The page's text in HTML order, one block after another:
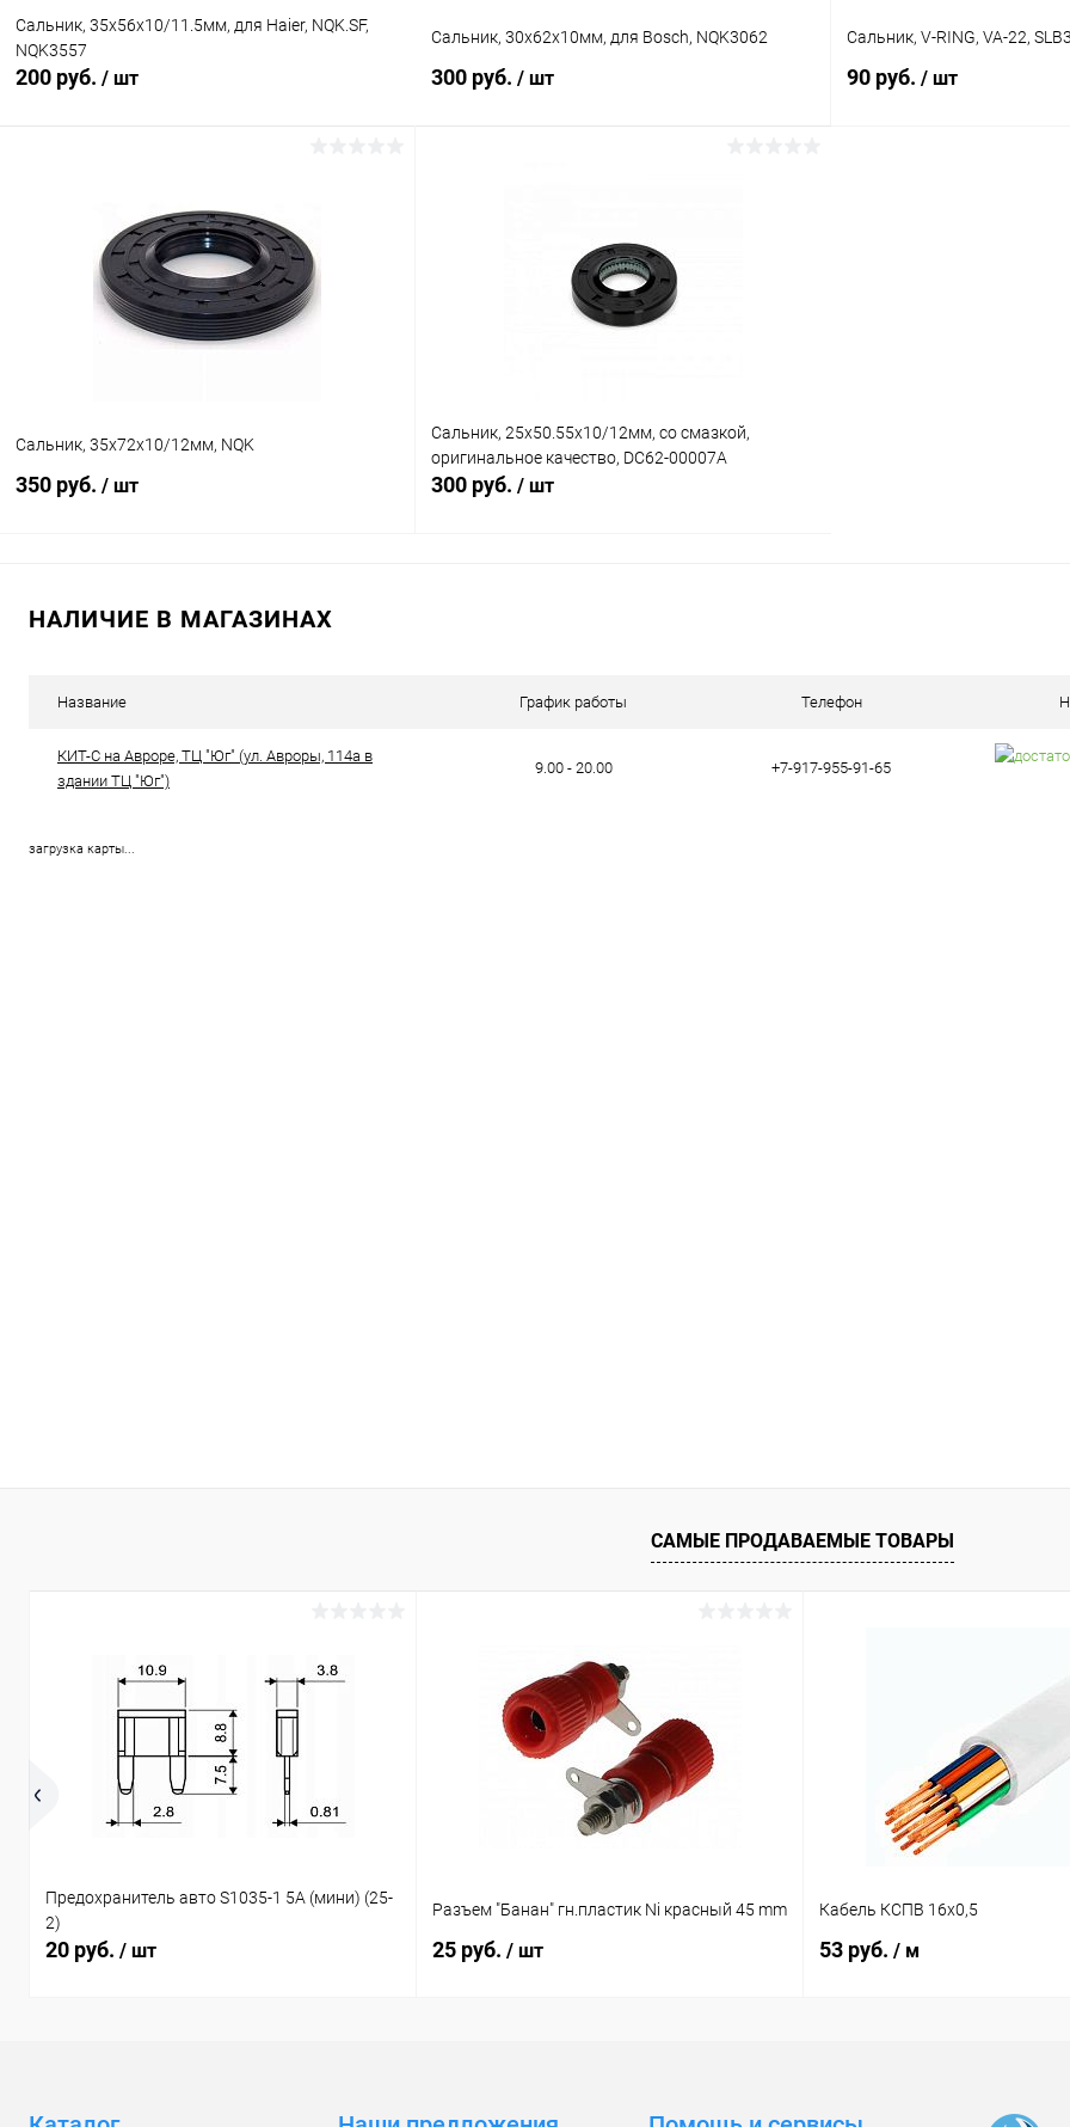
Сальник, 35х56х10/11.5мм, для Haier, NQK.SF,
NQK3557
200 руб. / шт
Сравнение
В избранное В наличии (3)
Сальник, 30х62х10мм, для Bosch, NQK3062
300 руб. / шт
В наличии (3)
Сальник, V-RING, VA-22,
90 руб. / шт
Сальник, 35x72x10/12мм, NQK
350 руб. / шт
Сальник, 25х50.55х10/12мм, со смазкой,
оригинальное качество, DC62-00007A
300 руб. / шт
НАЛИЧИЕ В МАГАЗИНАХ
Название График работы Телефон
КИТ-С на Авроре, ТЦ "Юг" (ул. Авроры, 114а в
здании ТЦ "Юг")
9.00 - 20.00 +7-917-955-91-65
загрузка карты...
САМЫЕ ПРОДАВАЕМЫЕ ТОВАРЫ
Предохранитель авто S1035-1 5А (мини) (25-
2)
20 руб. / шт
Разъем "Банан" гн.пластик Ni красный 45 mm
25 руб. / шт
Кабель КСПВ 16х0,5
53 руб. / м